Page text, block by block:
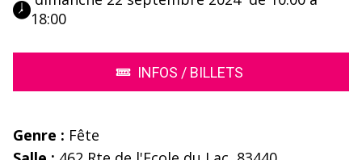
18:00
INFOS / BILLETS
Genre : Fête